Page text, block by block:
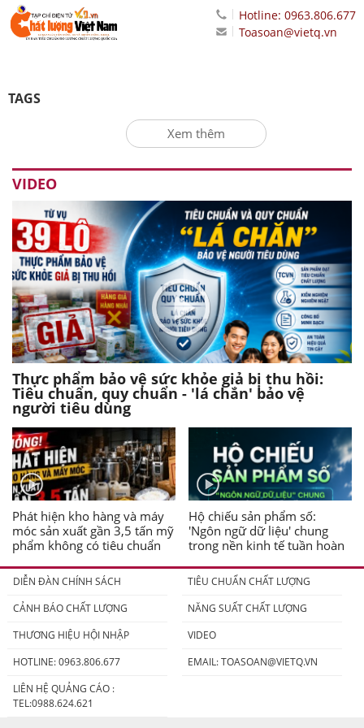
Hotline: 0963.806.677
Toasoan@vietq.vn
TAGS
Xem thêm
VIDEO
Thực phẩm bảo vệ sức khỏe giả bị thu hồi:
Tiêu chuẩn, quy chuẩn - 'lá chắn' bảo vệ
người tiêu dùng
Phát hiện kho hàng và máy
móc sản xuất gần 3,5 tấn mỹ
phẩm không có tiêu chuẩn
Hộ chiếu sản phẩm số:
'Ngôn ngữ dữ liệu' chung
trong nền kinh tế tuần hoàn
DIỄN ĐÀN CHÍNH SÁCH
TIÊU CHUẨN CHẤT LƯỢNG
CẢNH BÁO CHẤT LƯỢNG
NĂNG SUẤT CHẤT LƯỢNG
THƯƠNG HIỆU HỘI NHẬP
VIDEO
HOTLINE: 0963.806.677
EMAIL:TOASOAN@VIETQ.VN
LIÊN HỆ QUẢNG CÁO :
TEL:0988.624.621